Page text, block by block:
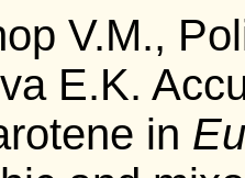
V.M.,
E.K.
in